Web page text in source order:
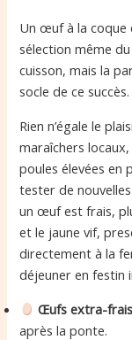
Un œuf à la coque
sélection même
cuisson, mais la
socle de ce succès.
Rien n’égale le
maraîchers
poules élevées en
tester de
un œuf est frais,
et le jaune vif,
directement à la
déjeuner en festin
Œufs extra-frais
après la ponte.